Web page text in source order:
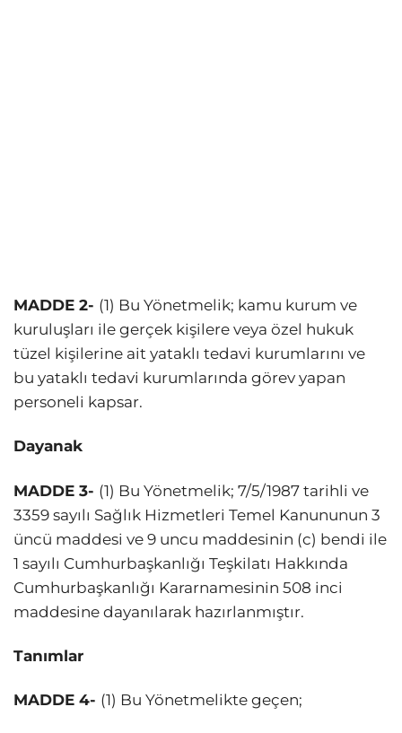
MADDE 2- (1) Bu Yönetmelik; kamu kurum ve
kuruluşları ile gerçek kişilere veya özel hukuk
tüzel kişilerine ait yataklı tedavi kurumlarını ve
bu yataklı tedavi kurumlarında görev yapan
personeli kapsar.
Dayanak
MADDE 3- (1) Bu Yönetmelik; 7/5/1987 tarihli ve
3359 sayılı Sağlık Hizmetleri Temel Kanununun 3
üncü maddesi ve 9 uncu maddesinin (c) bendi ile
1 sayılı Cumhurbaşkanlığı Teşkilatı Hakkında
Cumhurbaşkanlığı Kararnamesinin 508 inci
maddesine dayanılarak hazırlanmıştır.
Tanımlar
MADDE 4- (1) Bu Yönetmelikte geçen;